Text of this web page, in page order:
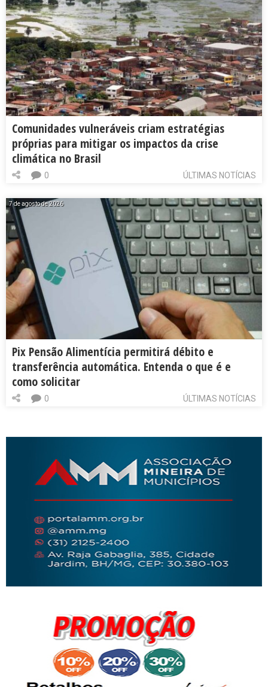
Comunidades vulneráveis criam estratégias
próprias para mitigar os impactos da crise
climática no Brasil
ÚLTIMAS NOTÍCIAS
0
7 de agosto de 2026
Pix Pensão Alimentícia permitirá débito e
transferência automática. Entenda o que é e
como solicitar
ÚLTIMAS NOTÍCIAS
0